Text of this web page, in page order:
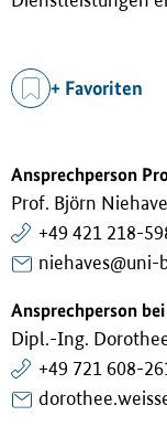
+ Favoriten
Ansprechperson
Prof. Björn
+49 421 218-
niehaves@uni-
Ansprechperson
Dipl.-Ing.
+49 721 608-